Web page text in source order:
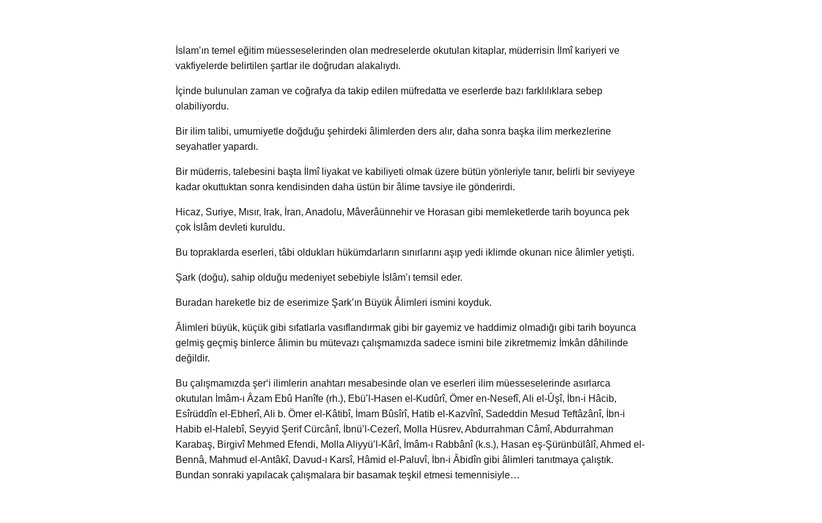
İslam’ın temel eğitim müesseselerinden olan medreselerde okutulan kitaplar, müderrisin İlmî kariyeri ve
vakfiyelerde belirtilen şartlar ile doğrudan alakalıydı.
İçinde bulunulan zaman ve coğrafya da takip edilen müfredatta ve eserlerde bazı farklılıklara sebep
olabiliyordu.
Bir ilim talibi, umumiyetle doğduğu şehirdeki âlimlerden ders alır, daha sonra başka ilim merkezlerine
seyahatler yapardı.
Bir müderris, talebesini başta İlmî liyakat ve kabiliyeti olmak üzere bütün yönleriyle tanır, belirli bir seviyeye
kadar okuttuktan sonra kendisinden daha üstün bir âlime tavsiye ile gönderirdi.
Hicaz, Suriye, Mısır, Irak, İran, Anadolu, Mâverâünnehir ve Horasan gibi memleketlerde tarih boyunca pek
çok İslâm devleti kuruldu.
Bu topraklarda eserleri, tâbi oldukları hükümdarların sınırlarını aşıp yedi iklimde okunan nice âlimler yetişti.
Şark (doğu), sahip olduğu medeniyet sebebiyle İslâm’ı temsil eder.
Buradan hareketle biz de eserimize Şark’ın Büyük Âlimleri ismini koyduk.
Âlimleri büyük, küçük gibi sıfatlarla vasıflandırmak gibi bir gayemiz ve haddimiz olmadığı gibi tarih boyunca
gelmiş geçmiş binlerce âlimin bu mütevazı çalışmamızda sadece ismini bile zikretmemiz İmkân dâhilinde
değildir.
Bu çalışmamızda şer‘i ilimlerin anahtarı mesabesinde olan ve eserleri ilim müesseselerinde asırlarca
okutulan İmâm-ı Âzam Ebû Hanîfe (rh.), Ebü’l-Hasen el-Kudûrî, Ömer en-Nesefî, Ali el-Ûşî, İbn-i Hâcib,
Esîrüddîn el-Ebherî, Ali b. Ömer el-Kâtibî, İmam Bûsîrî, Hatib el-Kazvînî, Sadeddin Mesud Teftâzânî, İbn-i
Habib el-Halebî, Seyyid Şerif Cürcânî, İbnü’l-Cezerî, Molla Hüsrev, Abdurrahman Câmî, Abdurrahman
Karabaş, Birgivî Mehmed Efendi, Molla Aliyyü’l-Kârî, İmâm-ı Rabbânî (k.s.), Hasan eş-Şürünbülâlî, Ahmed el-
Bennâ, Mahmud el-Antâkî, Davud-ı Karsî, Hâmid el-Paluvî, İbn-i Âbidîn gibi âlimleri tanıtmaya çalıştık.
Bundan sonraki yapılacak çalışmalara bir basamak teşkil etmesi temennisiyle…